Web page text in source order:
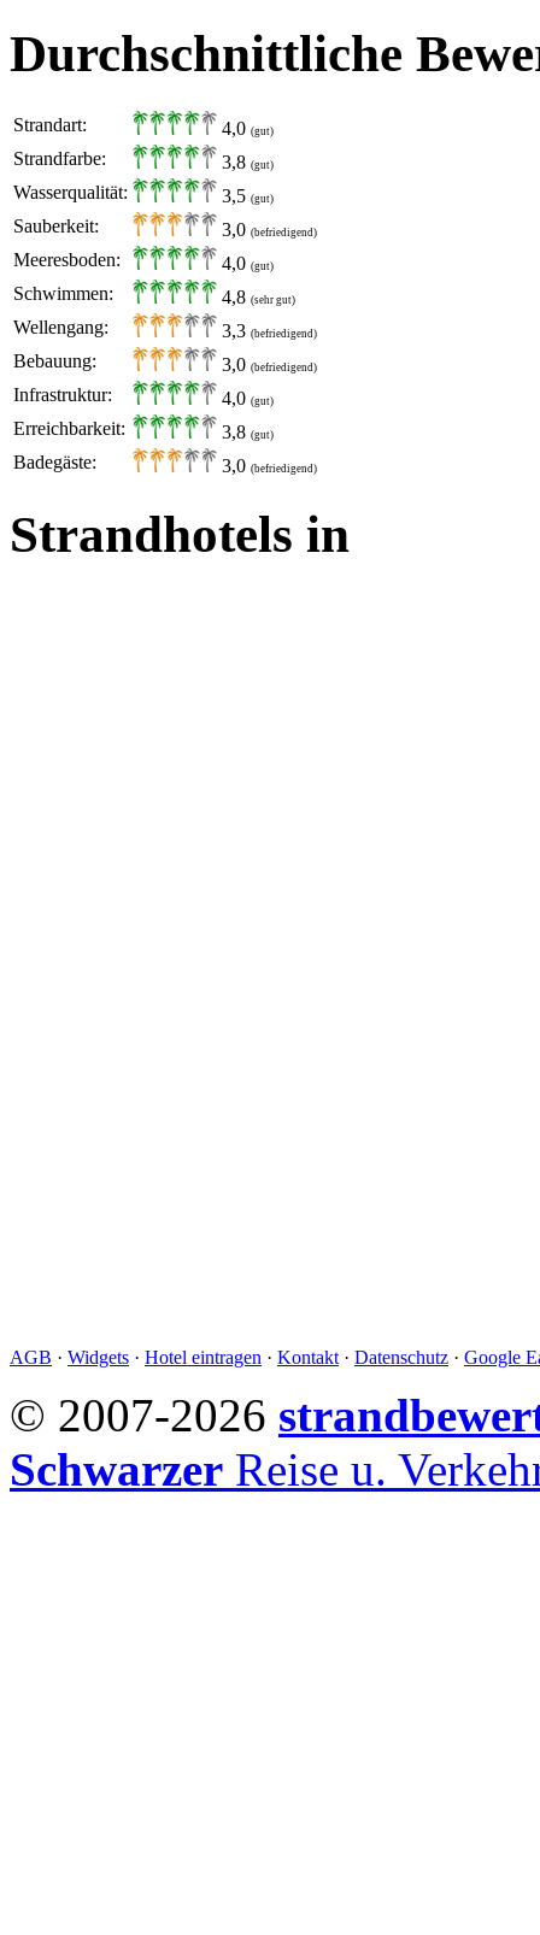
Durchschnittliche
Strandart: 4,0 (gut)
Strandfarbe: 3,8 (gut)
Wasserqualität: 3,5 (gut)
Sauberkeit: 3,0 (befriedigend)
Meeresboden: 4,0 (gut)
Schwimmen: 4,8 (sehr gut)
Wellengang: 3,3 (befriedigend)
Bebauung: 3,0 (befriedigend)
Infrastruktur: 4,0 (gut)
Erreichbarkeit: 3,8 (gut)
Badegäste: 3,0 (befriedigend)
Strandhotels in
AGB · Widgets · Hotel eintragen · Kontakt · Datenschutz · Google
© 2007-2026
Schwarzer Reise u.